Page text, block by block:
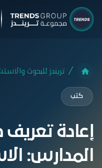
تريندز للبحوث
كتب
إعادة تعريف
المدارس: